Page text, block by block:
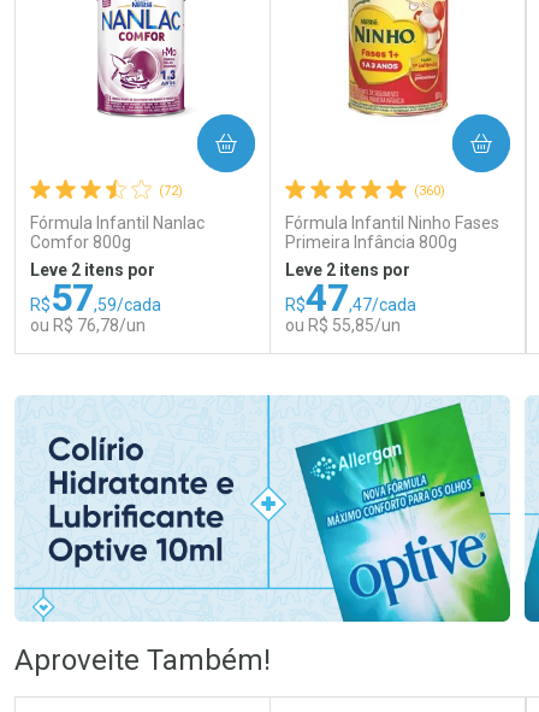
(72)
Fórmula Infantil Nanlac
Comfor 800g
Leve 2 itens por
R$57,59/cada
ou R$ 76,78/un
COMPRAR
(360)
Fórmula Infantil Ninho Fases
Primeira Infância 800g
Leve 2 itens por
R$47,47/cada
ou R$ 55,85/un
COMPRAR
Laboratório
Por Menos
Aproveite Também!